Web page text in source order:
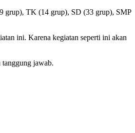
grup), TK (14 grup), SD (33 grup), SMP
ini. Karena kegiatan seperti ini akan
tanggung jawab.